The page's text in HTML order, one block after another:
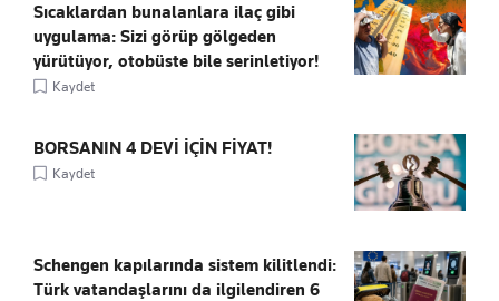
Sıcaklardan bunalanlara ilaç gibi
uygulama: Sizi görüp gölgeden
yürütüyor, otobüste bile serinletiyor!
Kaydet
BORSANIN 4 DEVİ İÇİN FİYAT!
Kaydet
Schengen kapılarında sistem kilitlendi:
Türk vatandaşlarını da ilgilendiren 6